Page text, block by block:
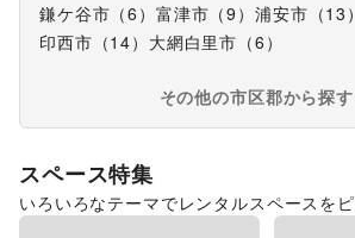
鎌ケ谷市 （6 ） 富津市 （9 ） 浦安市 （13 ）
印西市 （14） 大網白里市 （6 ）
その他の市区郡から探す
スペース特集
いろいろなテーマでレンタルスペースを